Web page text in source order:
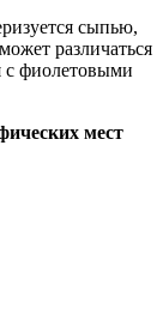
сыпью,
различаться
с фиолетовыми
мест